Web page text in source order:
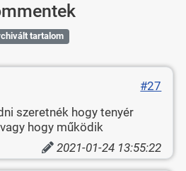
tartalom
#27
szeretnék hogy tenyér
hogy működik
2021-01-24 13:55:22